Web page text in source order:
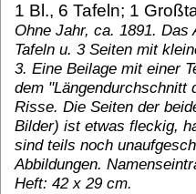
1 Bl., 6 Tafeln; 1
Ohne Jahr, ca. 1891. Das
Tafeln u. 3 Seiten mit
3. Eine Beilage mit einer
dem "Längendurchschnitt
Risse. Die Seiten der
Bilder) ist etwas fleckig,
sind teils noch
Abbildungen.
Heft: 42 x 29 cm.